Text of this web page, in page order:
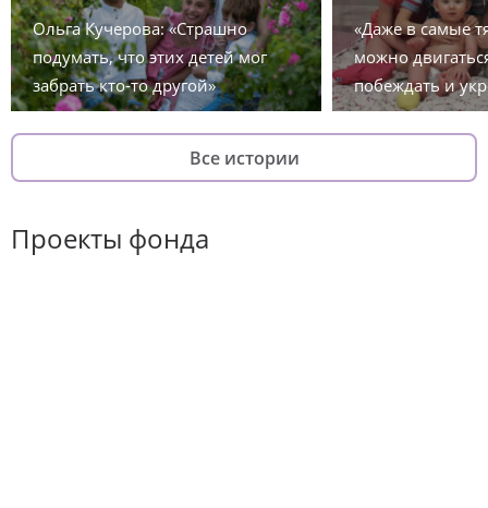
Ольга Кучерова: «Страшно
подумать, что этих детей мог
забрать кто-то другой»
«Даже в самые
можно
побеждать и
Все истории
Проекты фонда